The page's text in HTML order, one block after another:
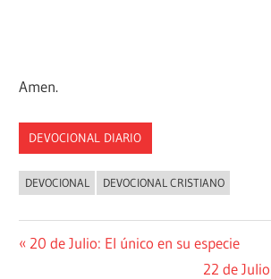
Amen.
DEVOCIONAL DIARIO
DEVOCIONAL DEVOCIONAL CRISTIANO
Navegación
Entrada
20 de Julio: El único en su especie
Siguiente
22 de